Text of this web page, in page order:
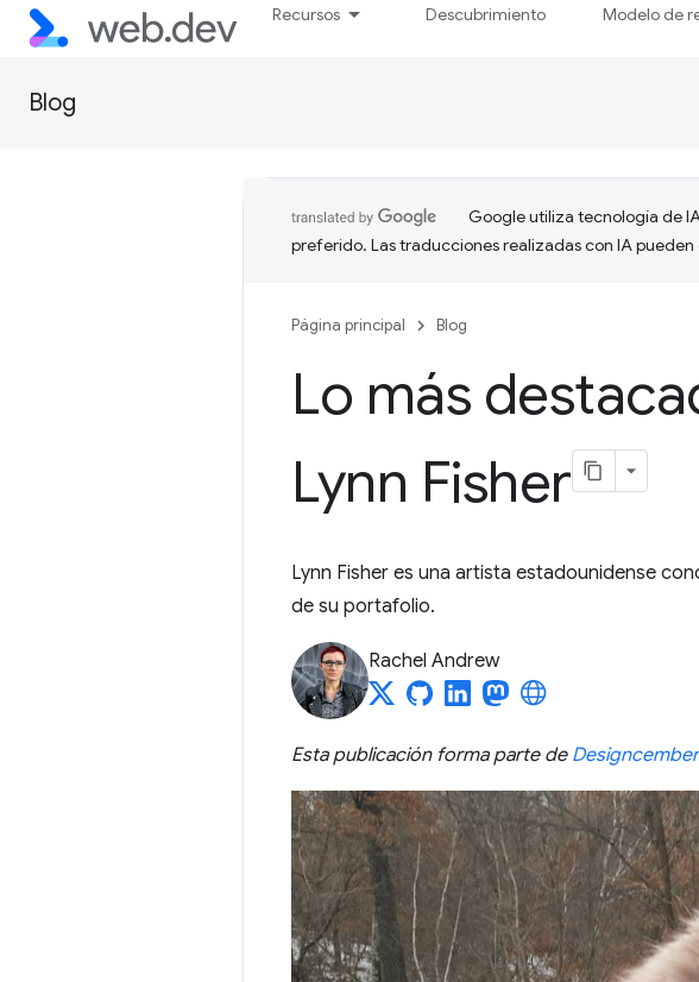
Recursos Descubrimiento Modelo de
Blog
Google utiliza tecnología de
preferido. Las traducciones realizadas con IA
Página principal Blog
Lo más
Lynn Fisher
Lynn Fisher es una artista estadounidense
de su portafolio.
Rachel Andrew
Esta publicación forma parte de Designcember